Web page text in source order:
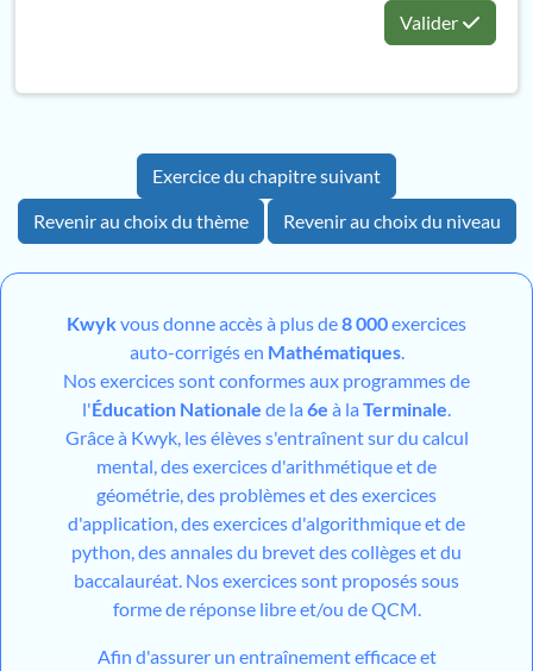
Valider
Exercice du chapitre suivant
Revenir au choix du thème
Revenir au choix du niveau
Kwykvous donne accès à plus de8 000exercices
auto-corrigés en Mathématiques.
Nos exercices sont conformes aux programmes de
l'Éducation Nationale de la 6e à la Terminale
Grâce à Kwyk, les élèves s'entraînent sur du calcul
mental, des exercices d'arithmétique et de
géométrie, des problèmes et des exercices
d'application, des exercices d'algorithmique et de
python, des annales du brevet des collèges et du
baccalauréat. Nos exercices sont proposés sous
forme de réponse libre et/ou de QCM.
Afin d'assurer un entraînement efficace et